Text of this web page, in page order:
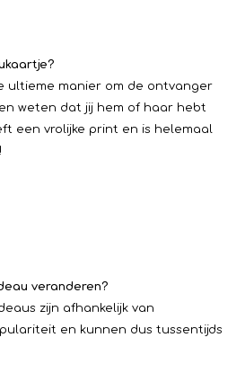
ultieme manier om de ontvanger
weten dat jij hem of haar hebt
een vrolijke print en is helemaal
veranderen?
zijn afhankelijk van
en kunnen dus tussentijds